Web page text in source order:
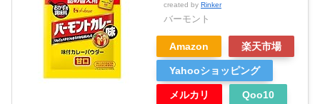
created by Rinker
バーモント
Amazon 楽天市場
Yahooショッピング
メルカリ Qoo10